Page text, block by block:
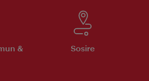
&
Sosire